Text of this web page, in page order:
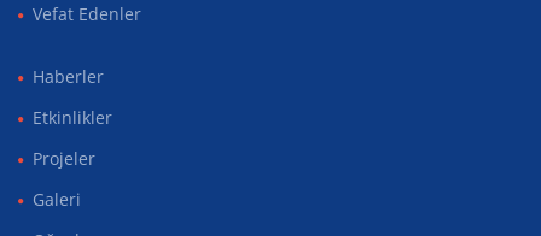
Vefat Edenler
Haberler
Etkinlikler
Projeler
Galeri